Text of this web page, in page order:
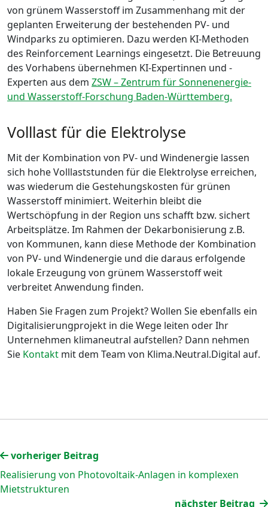
von grünem Wasserstoff im Zusammenhang mit der
geplanten Erweiterung der bestehenden PV- und
Windparks zu optimieren. Dazu werden KI-Methoden
des Reinforcement Learnings eingesetzt. Die Betreuung
des Vorhabens übernehmen KI-Expertinnen und -
Experten aus dem ZSW – Zentrum für Sonnenenergie-
und Wasserstoff-Forschung Baden-Württemberg.
Volllast für die Elektrolyse
Mit der Kombination von PV- und Windenergie lassen
sich hohe Volllaststunden für die Elektrolyse erreichen,
was wiederum die Gestehungskosten für grünen
Wasserstoff minimiert. Weiterhin bleibt die
Wertschöpfung in der Region uns schafft bzw. sichert
Arbeitsplätze. Im Rahmen der Dekarbonisierung z.B.
von Kommunen, kann diese Methode der Kombination
von PV- und Windenergie und die daraus erfolgende
lokale Erzeugung von grünem Wasserstoff weit
verbreitet Anwendung finden.
Haben Sie Fragen zum Projekt? Wollen Sie ebenfalls ein
Digitalisierungprojekt in die Wege leiten oder Ihr
Unternehmen klimaneutral aufstellen? Dann nehmen
Sie Kontakt mit dem Team von Klima.Neutral.Digital auf.
vorheriger Beitrag
Realisierung von Photovoltaik-Anlagen in komplexen
Mietstrukturen
nächster Beitrag